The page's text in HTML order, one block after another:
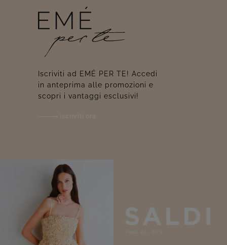
Iscriviti ad EMÉ PER TE! Accedi
in anteprima alle promozioni e
scopri i vantaggi esclusivi!
Iscriviti ora